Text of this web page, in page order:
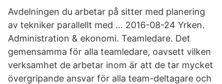
Avdelningen du arbetar på sitter med planering
av tekniker parallellt med … 2016-08-24 Yrken.
Administration & ekonomi. Teamledare. Det
gemensamma för alla teamledare, oavsett vilken
verksamhet de arbetar inom är att de tar mycket
övergripande ansvar för alla team-deltagare och